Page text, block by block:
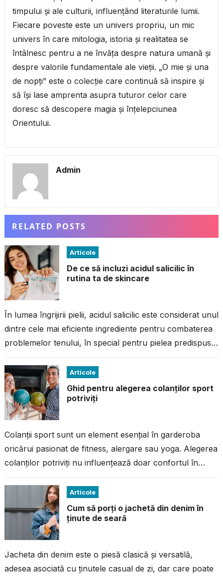
timpului și ale culturii, influențând literaturile lumii.
Fiecare poveste este un univers propriu, un mic
univers în care mitologia, istoria și realitatea se
întâlnesc pentru a ne învăța despre natura umană și
despre valorile fundamentale ale vieții. „O mie și una
de nopți” este o colecție care continuă să inspire și
să își lase amprenta asupra tuturor celor care
doresc să descopere magia și înțelepciunea
Orientului.
Admin
RELATED POSTS
Articole
De ce să incluzi acidul salicilic în
rutina ta de skincare
În lumea îngrijirii pielii, acidul salicilic este considerat unul
dintre cele mai eficiente ingrediente pentru combaterea
problemelor tenului, în special pentru pielea predispusă
Articole
Ghid pentru alegerea colanților sport
potriviți
Colanții sport sunt un element esențial în garderoba
oricărui pasionat de fitness, alergare sau yoga. Alegerea
colanților potriviți nu influențează doar confortul în
Articole
Cum să porți o jachetă din denim în
ținute de seară
Jacheta din denim este o piesă clasică și versatilă,
adesea asociată cu ținutele casual de zi, dar care poate